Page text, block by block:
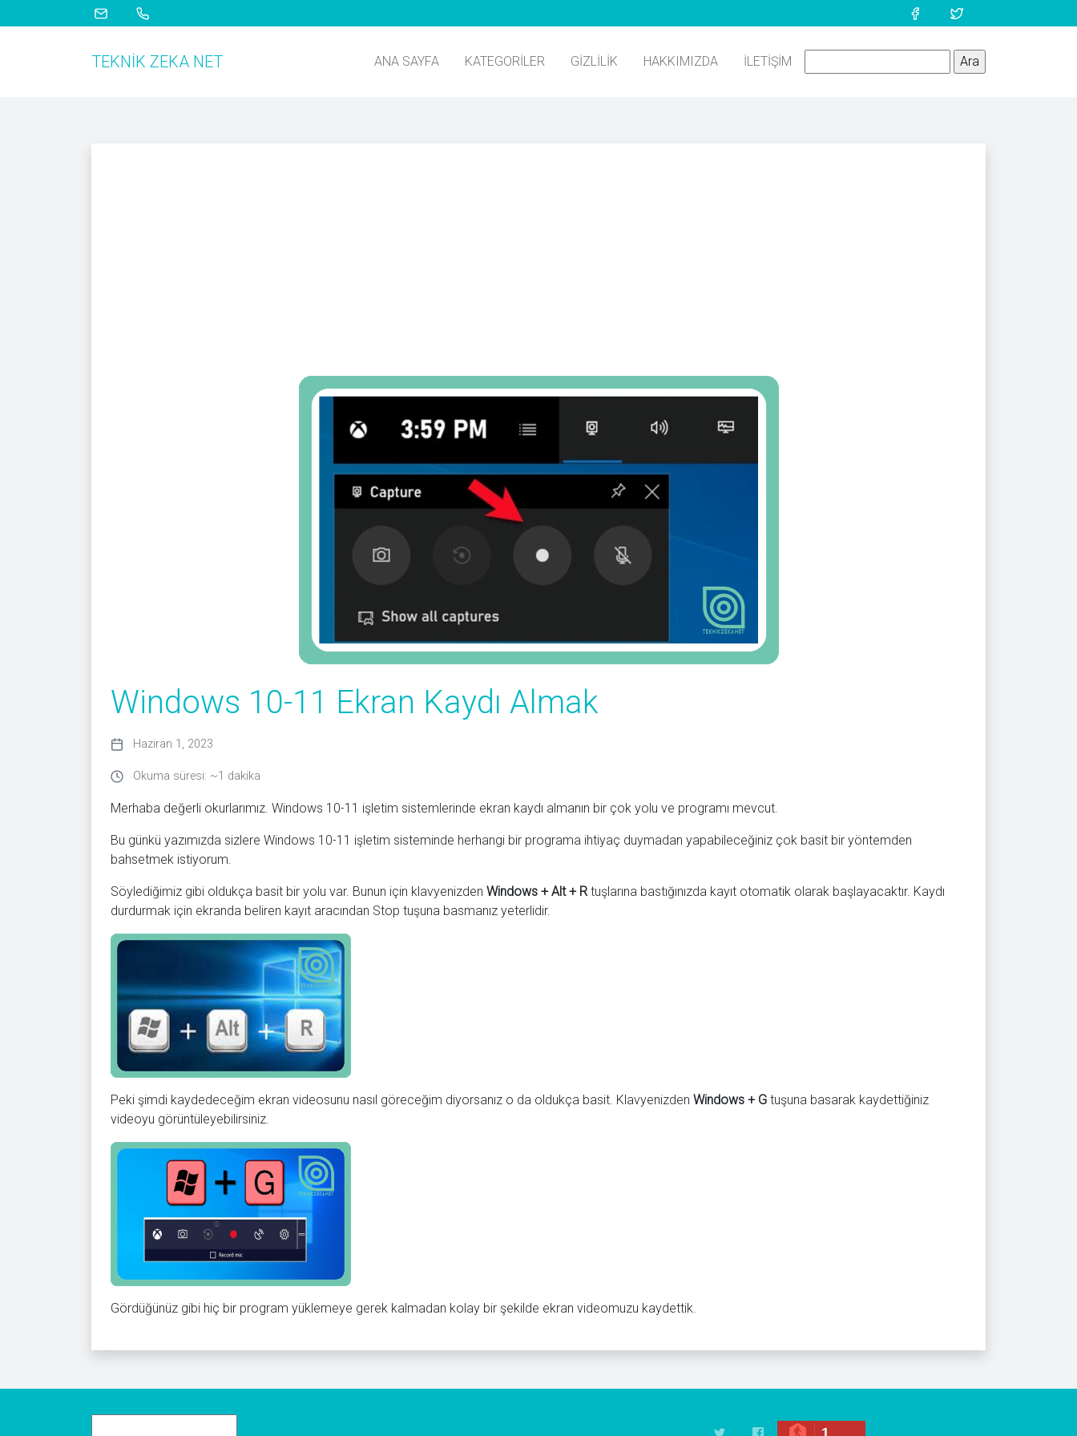
TEKNIK ZEKA NET ANA SAYFA KATEGORILER GIZLILIK HAKKIMIZDA İLETIŞIM
Windows 10-11 Ekran Kaydı Almak
Haziran 1, 2023
Okuma süresi: ~1 dakika
Merhaba değerli okurlarımız. Windows 10-11 işletim sistemlerinde ekran kaydı almanın bir çok yolu ve programı mevcut.
Bu günkü yazımızda sizlere Windows 10-11 işletim sisteminde herhangi bir programa ihtiyaç duymadan yapabileceğiniz çok basit bir yöntemden
bahsetmek istiyorum.
Söylediğimiz gibi oldukça basit bir yolu var. Bunun için klavyenizden Windows + Alt + R tuşlarına bastığınızda kayıt otomatik olarak başlayacaktır. Kaydı
durdurmak için ekranda beliren kayıt aracından Stop tuşuna basmanız yeterlidir.
Peki şimdi kaydedeceğim ekran videosunu nasıl göreceğim diyorsanız o da oldukça basit. Klavyenizden Windows + G tuşuna basarak kaydettiğiniz
videoyu görüntüleyebilirsiniz.
Gördüğünüz gibi hiç bir program yüklemeye gerek kalmadan kolay bir şekilde ekran videomuzu kaydettik.
1